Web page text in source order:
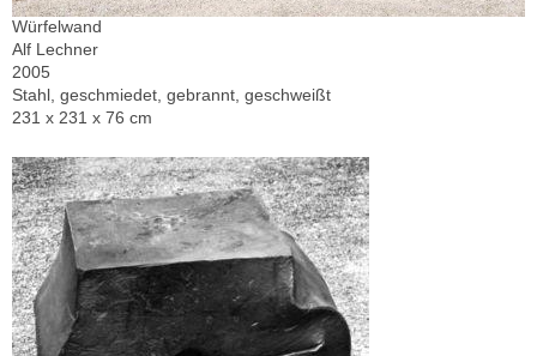
Würfelwand
Alf Lechner
2005
Stahl, geschmiedet, gebrannt, geschweißt
231 x 231 x 76 cm